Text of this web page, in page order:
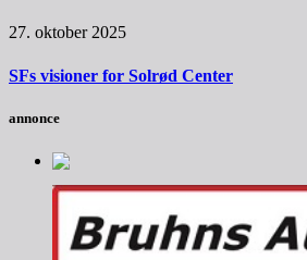
27. oktober 2025
SFs visioner for Solrød Center
annonce